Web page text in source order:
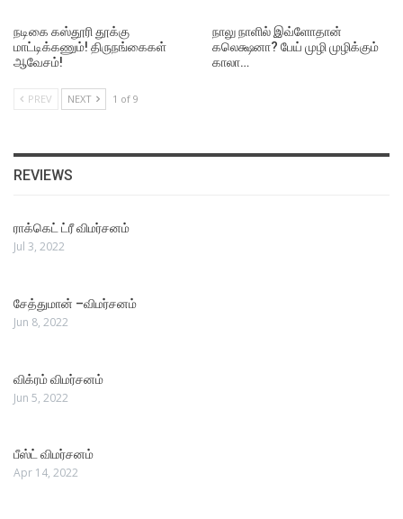
நடிகை கஸ்தூரி தூக்கு
மாட்டிக்கணும்! திருநங்கைகள்
ஆவேசம்!
நாலு நாளில் இவ்ளோதான்
கலெக்ஷனா? பேய் முழி முழிக்கும்
காலா…
PREV NEXT 1 of 9
REVIEWS
ராக்கெட் ட்ரீ விமர்சனம்
Jul 3, 2022
சேத்துமான் –விமர்சனம்
Jun 8, 2022
விக்ரம் விமர்சனம்
Jun 5, 2022
பீஸ்ட் விமர்சனம்
Apr 14, 2022